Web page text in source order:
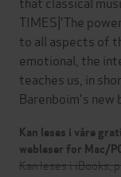
TIMES]'The
to all aspects of
emotional, the
teaches us, in
Barenboim's new
Kan leses i våre
webleser for Mac/
Kan leses i iBooks,